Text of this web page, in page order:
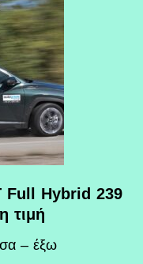
Full Hybrid 239
τιμή
– έξω